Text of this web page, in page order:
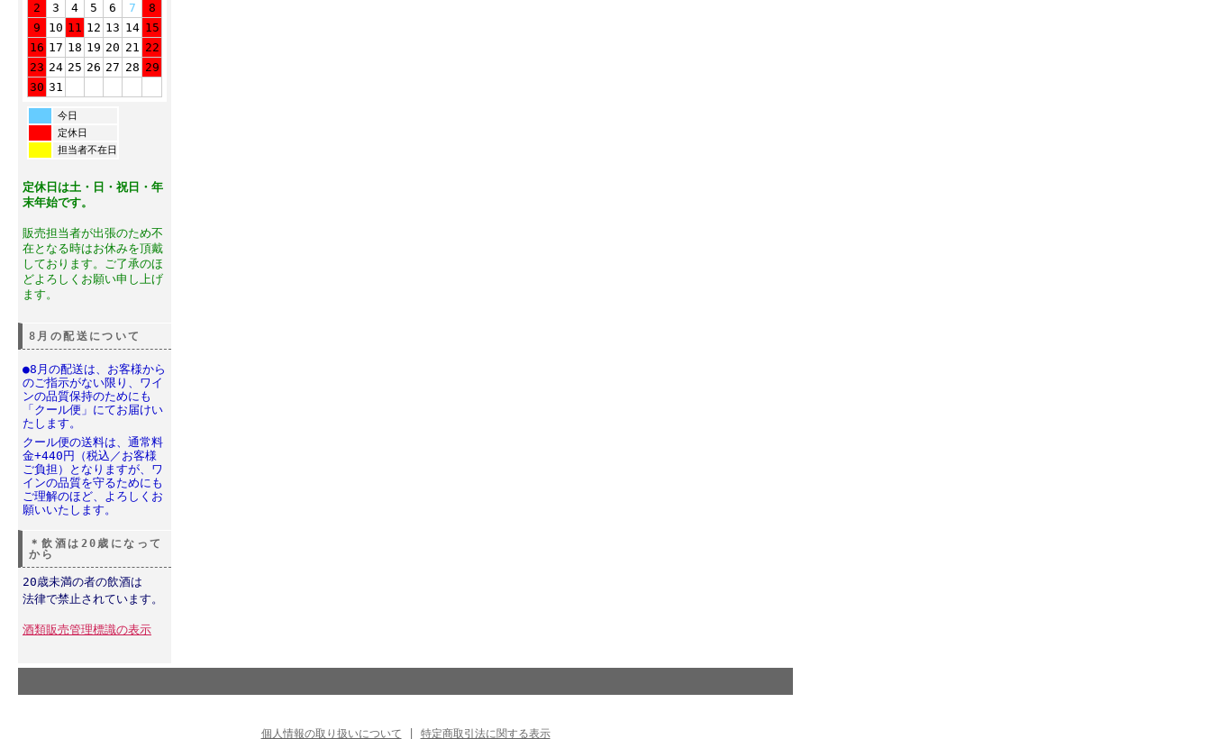
2
3 4 5 6 7
8
9
10 11 12 13 14 15
16 17 18 19 20 21 22
23 24 25 26 27 28 29
30 31
今日
定休日
担当者不在日
定休日は土・日・祝日・年
末年始です。
販売担当者が出張のため不
在となる時はお休みを頂戴
しております。ご了承のほ
どよろしくお願い申し上げ
ます。
8月の配送について
●8月の配送は、お客様から
のご指示がない限り、ワイ
ンの品質保持のためにも
「クール便」にてお届けい
たします。
クール便の送料は、通常料
金+440円（税込／お客様
ご負担）となりますが、ワ
インの品質を守るためにも
ご理解のほど、よろしくお
願いいたします。
＊飲酒は20歳になって
から
20歳未満の者の飲酒は
法律で禁止されています。
酒類販売管理標識の表示
個人情報の取り扱いについて 特定商取引法に関する表示